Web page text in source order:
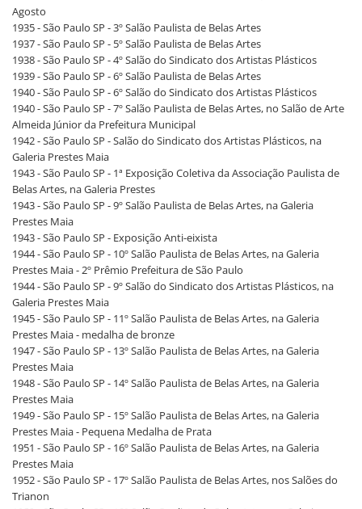
Agosto
1935 - São Paulo SP - 3º Salão Paulista de Belas Artes
1937 - São Paulo SP - 5º Salão Paulista de Belas Artes
1938 - São Paulo SP - 4º Salão do Sindicato dos Artistas Plásticos
1939 - São Paulo SP - 6º Salão Paulista de Belas Artes
1940 - São Paulo SP - 6º Salão do Sindicato dos Artistas Plásticos
1940 - São Paulo SP - 7º Salão Paulista de Belas Artes, no Salão de Arte
Almeida Júnior da Prefeitura Municipal
1942 - São Paulo SP - Salão do Sindicato dos Artistas Plásticos, na
Galeria Prestes Maia
1943 - São Paulo SP - 1ª Exposição Coletiva da Associação Paulista de
Belas Artes, na Galeria Prestes
1943 - São Paulo SP - 9º Salão Paulista de Belas Artes, na Galeria
Prestes Maia
1943 - São Paulo SP - Exposição Anti-eixista
1944 - São Paulo SP - 10º Salão Paulista de Belas Artes, na Galeria
Prestes Maia - 2º Prêmio Prefeitura de São Paulo
1944 - São Paulo SP - 9º Salão do Sindicato dos Artistas Plásticos, na
Galeria Prestes Maia
1945 - São Paulo SP - 11º Salão Paulista de Belas Artes, na Galeria
Prestes Maia - medalha de bronze
1947 - São Paulo SP - 13º Salão Paulista de Belas Artes, na Galeria
Prestes Maia
1948 - São Paulo SP - 14º Salão Paulista de Belas Artes, na Galeria
Prestes Maia
1949 - São Paulo SP - 15º Salão Paulista de Belas Artes, na Galeria
Prestes Maia - Pequena Medalha de Prata
1951 - São Paulo SP - 16º Salão Paulista de Belas Artes, na Galeria
Prestes Maia
1952 - São Paulo SP - 17º Salão Paulista de Belas Artes, nos Salões do
Trianon